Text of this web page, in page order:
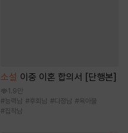
소설 이중 이혼 합의서 [단행본]
1.9만
#능력남 #후회남 #다정남 #육아물
#집착남